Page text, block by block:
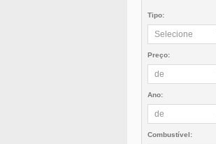
Tipo:
Preço:
Ano:
Combustível: